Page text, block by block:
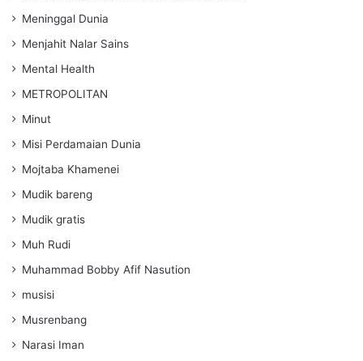
Meninggal Dunia
Menjahit Nalar Sains
Mental Health
METROPOLITAN
Minut
Misi Perdamaian Dunia
Mojtaba Khamenei
Mudik bareng
Mudik gratis
Muh Rudi
Muhammad Bobby Afif Nasution
musisi
Musrenbang
Narasi Iman